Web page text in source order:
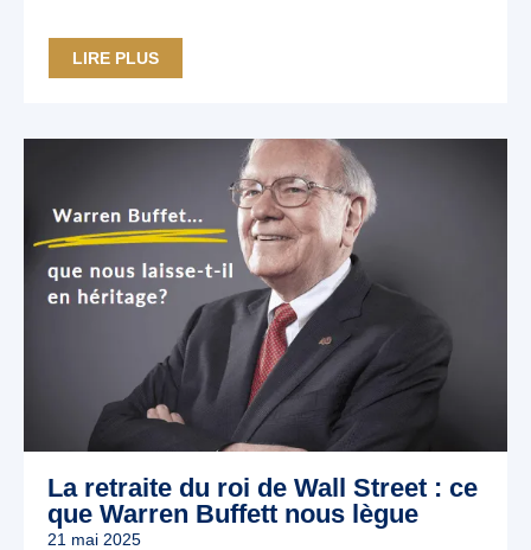
LIRE PLUS
La retraite du roi de Wall Street : ce
que Warren Buffett nous lègue
21 mai 2025